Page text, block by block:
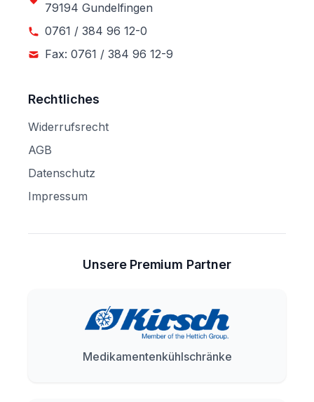
79194 Gundelfingen
0761 / 384 96 12-0
Fax: 0761 / 384 96 12-9
Rechtliches
Widerrufsrecht
AGB
Datenschutz
Impressum
Unsere Premium Partner
Medikamentenkühlschränke